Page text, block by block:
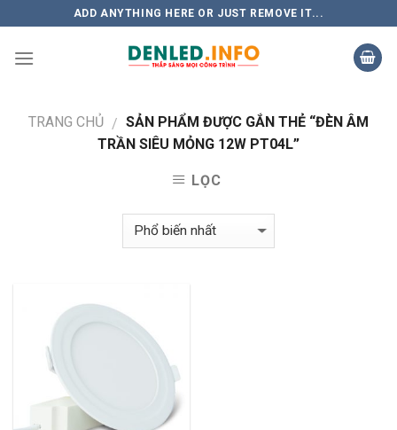
to
content
ADD ANYTHING HERE OR JUST REMOVE IT...
TRANG CHỦ / SẢN PHẨM ĐƯỢC GẮN THẺ “ĐÈN ÂM
TRẦN SIÊU MỎNG 12W PT04L”
LỌC